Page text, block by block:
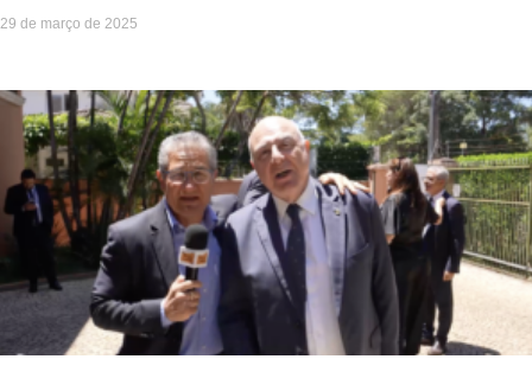
29 de março de 2025